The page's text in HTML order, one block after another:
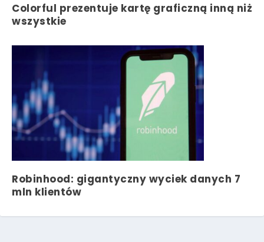
Colorful prezentuje kartę graficzną inną niż
wszystkie
Robinhood: gigantyczny wyciek danych 7
mln klientów